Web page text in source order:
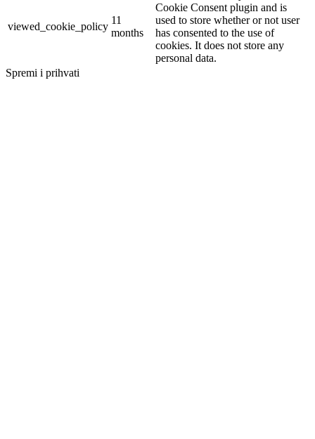
viewed_cookie_policy
11
months
Cookie Consent plugin and is
used to store whether or not user
has consented to the use of
cookies. It does not store any
personal data.
Spremi i prihvati